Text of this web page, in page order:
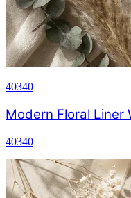
40340
Modern Floral Liner
40340